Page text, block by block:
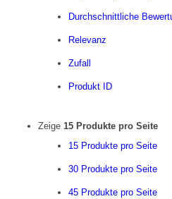
Durchschnittliche
Relevanz
Zufall
Produkt ID
Zeige 15 Produkte pro Seite
15 Produkte pro Seite
30 Produkte pro Seite
45 Produkte pro Seite